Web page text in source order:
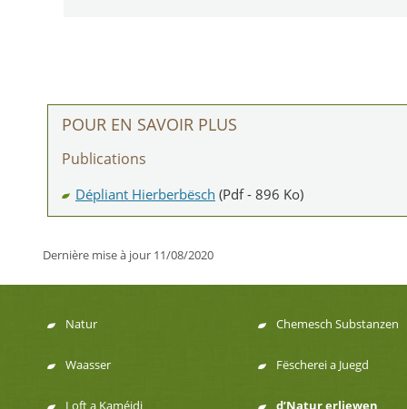
POUR EN SAVOIR PLUS
Publications
Dépliant Hierberbësch (Pdf - 896 Ko)
Dernière mise à jour 11/08/2020
Menu
Natur
Waasser
Loft a Kaméidi
Chemesch Substanzen
Fëscherei a Juegd
d’Natur erliewen